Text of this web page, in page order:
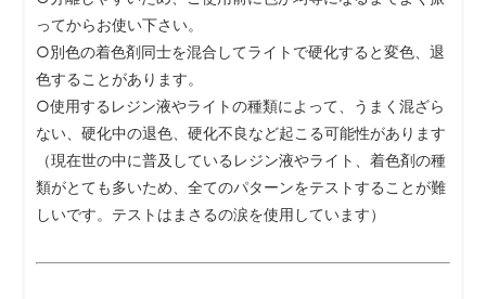
ってからお使い下さい。
○別色の着色剤同士を混合してライトで硬化すると変色、退
色することがあります。
○使用するレジン液やライトの種類によって、うまく混ざら
ない、硬化中の退色、硬化不良など起こる可能性があります
（現在世の中に普及しているレジン液やライト、着色剤の種
類がとても多いため、全てのパターンをテストすることが難
しいです。テストはまさるの涙を使用しています）